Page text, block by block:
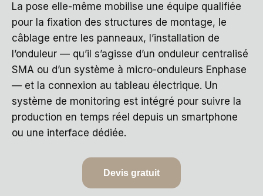
La pose elle-même mobilise une équipe qualifiée
pour la fixation des structures de montage, le
câblage entre les panneaux, l’installation de
l’onduleur — qu’il s’agisse d’un onduleur centralisé
SMA ou d’un système à micro-onduleurs Enphase
— et la connexion au tableau électrique. Un
système de monitoring est intégré pour suivre la
production en temps réel depuis un smartphone
ou une interface dédiée.
Devis gratuit